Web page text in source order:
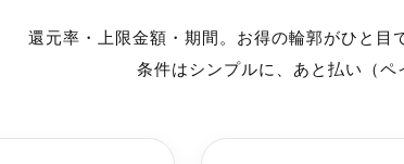
還元率・上限金額・期間。お得の輪郭がひと目
条件はシンプルに、あと払い（ペ